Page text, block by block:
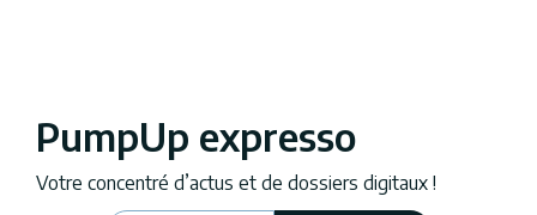
PumpUp expresso
Votre concentré d’actus et de dossiers digitaux !